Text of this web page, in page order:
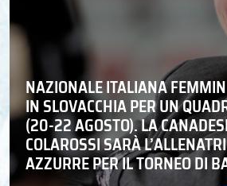
NAZIONALE ITALIANA
IN SLOVACCHIA PER UN
(20-22 AGOSTO). LA
COLAROSSI SARÀ
AZZURRE PER IL TORNEO DI